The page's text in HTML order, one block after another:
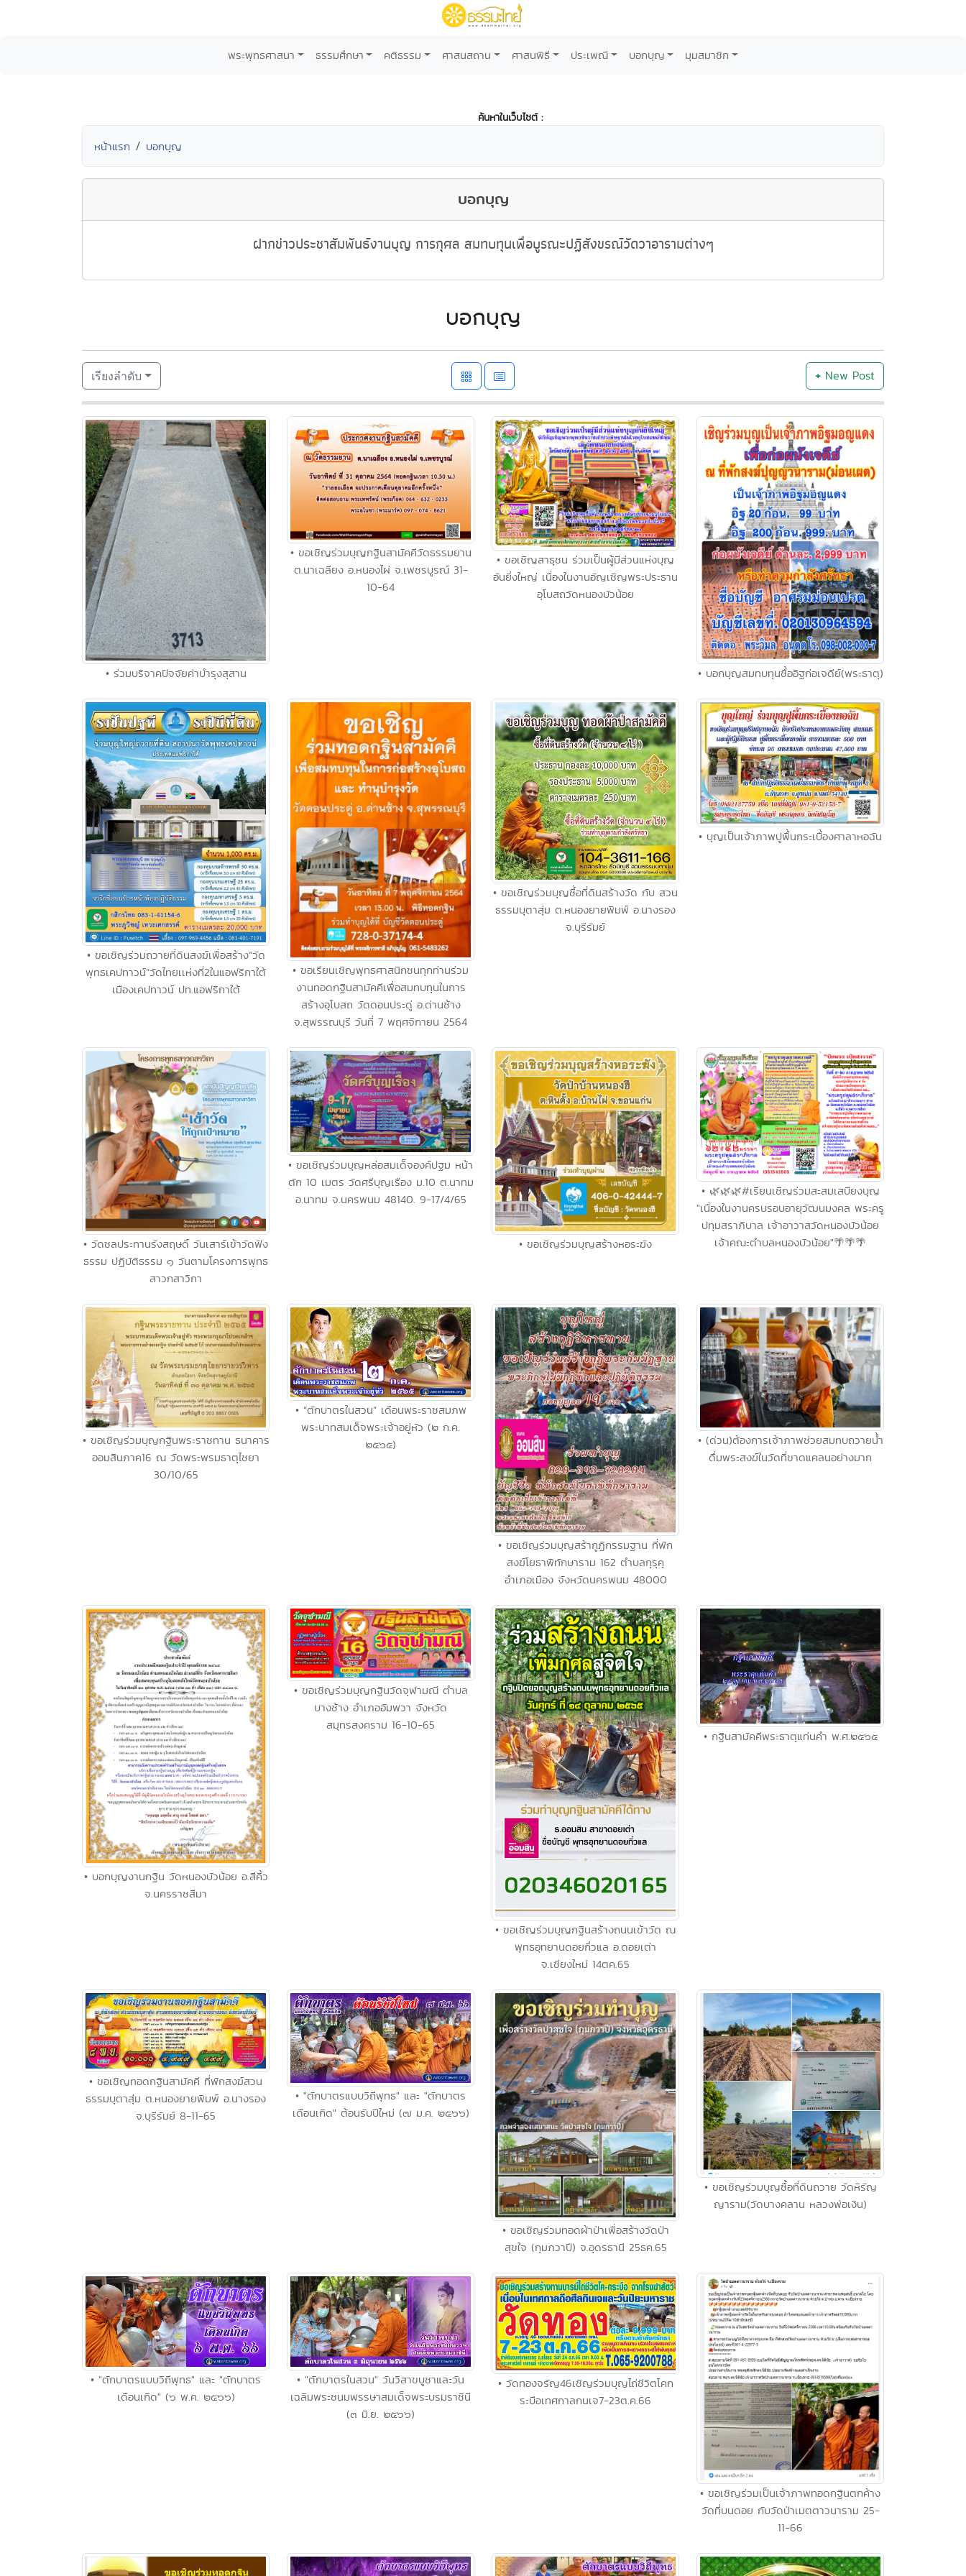
พระพุทธศาสนา ธรรมศึกษา คติธรรม ศาสนสถาน ศาสนพิธี ประเพณี บอกบุญ มุมสมาชิก
ค้นหาในเว็บไซต์ :
หน้าแรก บอกบุญ
บอกบุญ
ฝากข่าวประชาสัมพันธ์งานบุญ การกุศล สมทบทุนเพื่อบูรณะปฏิสังขรณ์วัดวาอารามต่างๆ
บอกบุญ
เรียงลำดับ + New Post
• ร่วมบริจาคปัจจัยค่าบำรุงสุสาน
• ขอเชิญร่วมบุญกฐินสามัคคีวัดธรรมยาน
ต.นาเฉลียง อ.หนองไผ่ จ.เพชรบูรณ์ 31-
10-64
• ขอเชิญสาธุชน ร่วมเป็นผู้มีส่วนแห่งบุญ
อันยิ่งใหญ่ เนื่องในงานอัญเชิญพระประธาน
อุโบสถวัดหนองบัวน้อย
• บอกบุญสมทบทุนซื้ออิฐก่อเจดีย์(พระธาตุ)
• ขอเชิญร่วมถวายที่ดินสงฆ์เพื่อสร้าง“วัด
พุทธเคปทาวน์”วัดไทยเเห่งที่2ในแอฟริกาใต้
เมืองเคปทาวน์ ปท.แอฟริกาใต้
• ขอเรียนเชิญพุทธศาสนิกชนทุกท่านร่วม
งานทอดกฐินสามัคคีเพื่อสมทบทุนในการ
สร้างอุโบสถ วัดดอนประดู่ อ.ด่านช้าง
จ.สุพรรณบุรี วันที่ 7 พฤศจิกายน 2564
• ขอเชิญร่วมบุญซื้อที่ดินสร้างวัด กับ สวน
ธรรมบุตาสุ่ม ต.หนองยายพิมพ์ อ.นางรอง
จ.บุรีรัมย์
• บุญเป็นเจ้าภาพปูพื้นกระเบื้องศาลาหอฉัน
• วัดชลประทานรังสฤษดิ์ วันเสาร์เข้าวัดฟัง
ธรรม ปฏิบัติธรรม ๑ วันตามโครงการพุทธ
สาวกสาวิกา
• ขอเชิญร่วมบุญหล่อสมเด็จองค์ปฐม หน้า
ตัก 10 เมตร วัดศรีบุญเรือง ม.10 ต.นาทม
อ.นาทม จ.นครพนม 48140. 9-17/4/65
• ขอเชิญร่วมบุญสร้างหอระฆัง
• 🌿🌿🌿#เรียนเชิญร่วมสะสมเสบียงบุญ
"เนื่องในงานครบรอบอายุวัฒนมงคล พระครู
ปทุมสราภิบาล เจ้าอาวาสวัดหนองบัวน้อย
เจ้าคณะตำบลหนองบัวน้อย"🌴🌴🌴
• ขอเชิญร่วมบุญกฐินพระราชทาน ธนาคาร
ออมสินภาค16 ณ วัดพระพรมธาตุไชยา
30/10/65
• “ตักบาตรในสวน” เดือนพระราชสมภพ
พระบาทสมเด็จพระเจ้าอยู่หัว (๒ ก.ค.
๒๕๖๕)
• ขอเชิญร่วมบุญสร้ากูฏิกรรมฐาน ที่พัก
สงฆ์โยธาพิทักษาราม 162 ตำบลกุรุคุ
อำเภอเมือง จังหวัดนครพนม 48000
• (ด่วน)ต้องการเจ้าภาพช่วยสมทบถวายน้ำ
ดื่มพระสงฆ์ในวัดที่ขาดแคลนอย่างมาก
• บอกบุญงานกฐิน วัดหนองบัวน้อย อ.สีคิ้ว
จ.นครราชสีมา
• ขอเชิญร่วมบุญกฐินวัดจุฬามณี ตำบล
บางช้าง อำเภออัมพวา จังหวัด
สมุทรสงคราม 16-10-65
• ขอเชิญร่วมบุญกฐินสร้างถนนเข้าวัด ณ
พุทธอุทยานดอยกิ่วแล อ.ดอยเต่า
จ.เชียงใหม่ 14ตค.65
• กฐินสามัคคีพระธาตุแท่นคำ พ.ศ.๒๕๖๕
• ขอเชิญทอดกฐินสามัคคี ที่พักสงฆ์สวน
ธรรมบุตาสุ่ม ต.หนองยายพิมพ์ อ.นางรอง
จ.บุรีรัมย์ 8-11-65
• "ตักบาตรแบบวิถีพุทธ" และ "ตักบาตร
เดือนเกิด" ต้อนรับปีใหม่ (๗ ม.ค. ๒๕๖๖)
• ขอเชิญร่วมทอดผ้าป่าเพื่อสร้างวัดป่า
สุขใจ (กุมภวาปี) จ.อุดรธานี 25ธค.65
• ขอเชิญร่วมบุญซื้อที่ดินถวาย วัดหิรัญ
ญาราม(วัดบางคลาน หลวงพ่อเงิน)
• "ตักบาตรแบบวิถีพุทธ" และ "ตักบาตร
เดือนเกิด" (๖ พ.ค. ๒๕๖๖)
• "ตักบาตรในสวน" วันวิสาขบูชาและวัน
เฉลิมพระชนมพรรษาสมเด็จพระบรมราชินี
(๓ มิ.ย. ๒๕๖๖)
• วัดทองจรัญ46เชิญร่วมบุญไถ่ชีวิตโคก
ระบือเทศกาลกนเจ7-23ต.ค.66
• ขอเชิญร่วมเป็นเจ้าภาพทอดกฐินตกค้าง
วัดที่บนดอย กับวัดป่าเมตตาวนาราม 25-
11-66